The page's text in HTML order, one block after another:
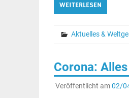
WEITERLESEN
Aktuelles &
Corona:
Veröffentlicht am02/